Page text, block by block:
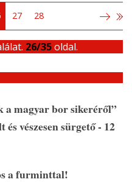
27 28
26/35oldal.
magyar bor sikeréről”
vészesen sürgető - 12
a furminttal!